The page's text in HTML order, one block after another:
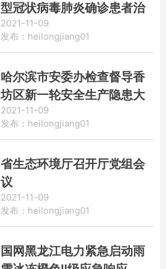
型冠状病毒肺炎确诊患者治
愈出院
2021-11-09
发布：heilongjiang01
哈尔滨市安委办检查督导香
坊区新一轮安全生产隐患大
排查大整治和应对极端强降
雪工作
2021-11-09
发布：heilongjiang01
省生态环境厅召开厅党组会
议
2021-11-09
发布：heilongjiang01
国网黑龙江电力紧急启动雨